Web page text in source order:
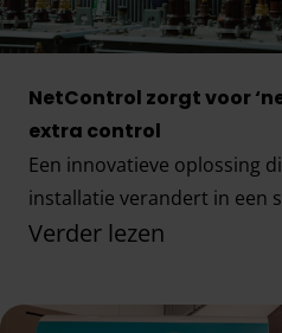
NetControl zorgt voor
extra control
Een innovatieve oplossing
installatie verandert in een
Verder lezen
NetControl zorgt voor